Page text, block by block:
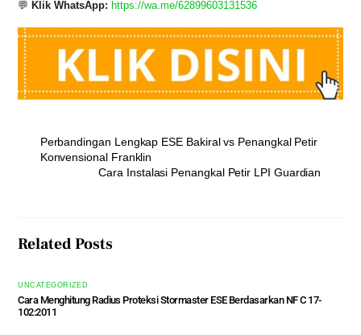
💬 Klik WhatsApp: https://wa.me/62899603131536
Perbandingan Lengkap ESE Bakiral vs Penangkal Petir
Konvensional Franklin
Cara Instalasi Penangkal Petir LPI Guardian
Related Posts
UNCATEGORIZED
Cara Menghitung Radius Proteksi Stormaster ESE Berdasarkan NF C 17-
102:2011